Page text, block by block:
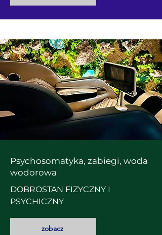
Psychosomatyka, zabiegi, woda
wodorowa
DOBROSTAN FIZYCZNY I
PSYCHICZNY
zobacz